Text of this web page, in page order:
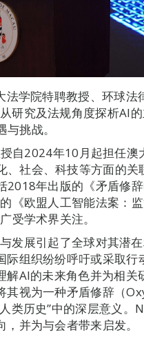
法学院特聘教授、环球法
研究及法规角度探析AI
挑战。
自2024年10月起担任澳
社会、科技等方面的关
2018年出版的《矛盾修
《欧盟人工智能法案：
受学术界关注。
发展引起了全球对其潜
组织纷纷呼吁或采取行
AI的未来角色并为相关
其视为一种矛盾修辞（
类历史”中的深层意义
并为与会者带来启发。